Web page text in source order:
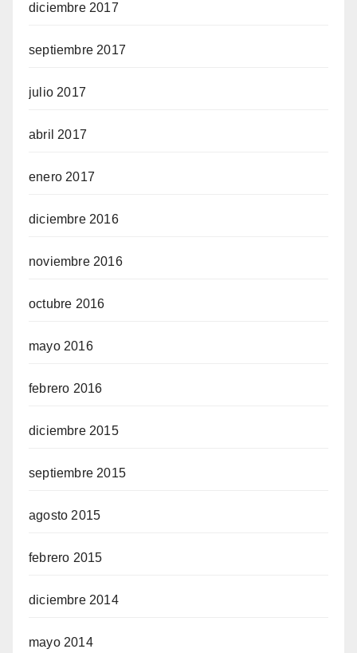
diciembre 2017
septiembre 2017
julio 2017
abril 2017
enero 2017
diciembre 2016
noviembre 2016
octubre 2016
mayo 2016
febrero 2016
diciembre 2015
septiembre 2015
agosto 2015
febrero 2015
diciembre 2014
mayo 2014